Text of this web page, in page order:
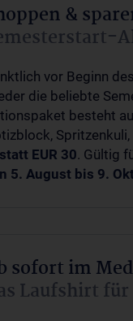
&
vor Beginn
die beliebte
besteht
EUR 30. Gültig
5. August bis 9.
sofort im
Laufshirt